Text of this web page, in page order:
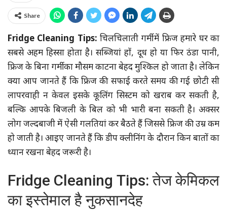
Share
Fridge Cleaning Tips: चिलचिलाती गर्मी में फ्रिज हमारे घर का
सबसे अहम हिस्सा होता है। सब्जियां हों, दूध हो या फिर ठंडा पानी,
फ्रिज के बिना गर्मी का मौसम काटना बेहद मुश्किल हो जाता है। लेकिन
क्या आप जानते हैं कि फ्रिज की सफाई करते समय की गई छोटी सी
लापरवाही न केवल इसके कूलिंग सिस्टम को खराब कर सकती है,
बल्कि आपके बिजली के बिल को भी भारी बना सकती है। अक्सर
लोग जल्दबाजी में ऐसी गलतियां कर बैठते हैं जिससे फ्रिज की उम्र कम
हो जाती है। आइए जानते हैं कि डीप क्लीनिंग के दौरान किन बातों का
ध्यान रखना बेहद जरूरी है।
Fridge Cleaning Tips: तेज केमिकल
का इस्तेमाल है नुकसानदेह